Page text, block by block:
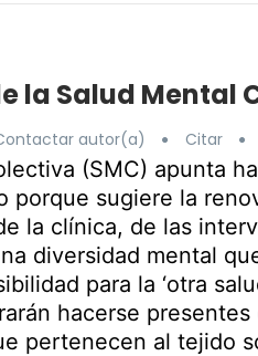
la Salud Mental
autor(a) Citar
(SMC) apunta
porque sugiere la
la clínica, de las
diversidad mental
para la ‘otra
hacerse
pertenecen al tejido